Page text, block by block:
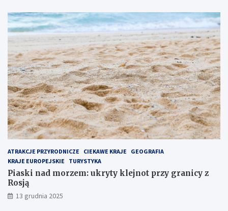
j
p
o
p
u
l
a
r
n
i
e
j
s
z
e
m
i
e
j
s
t
p
r
z
y
g
r
a
n
i
c
y
z
R
o
s
j
ą
ATRAKCJE PRZYRODNICZE CIEKAWE KRAJE
GEOGRAFIA
KRAJE EUROPEJSKIE
TURYSTYKA
Piaski nad morzem: ukryty klejnot przy granicy z
Rosją
13 grudnia 2025